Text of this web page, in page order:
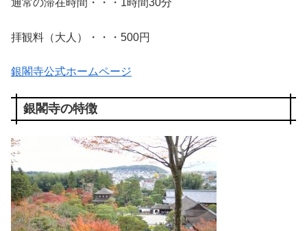
通常の滞在時間・・・1時間30分
拝観料（大人）・・・500円
銀閣寺公式ホームページ
銀閣寺の特徴